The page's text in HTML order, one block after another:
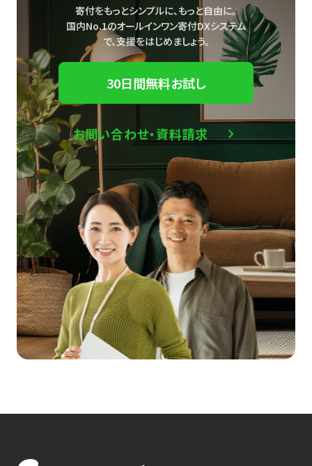
寄付をもっとシンプルに、もっと自由に。
国内No.1のオールインワン寄付DXシステム
で、支援をはじめましょう。
30日間無料お試し
お問い合わせ・資料請求